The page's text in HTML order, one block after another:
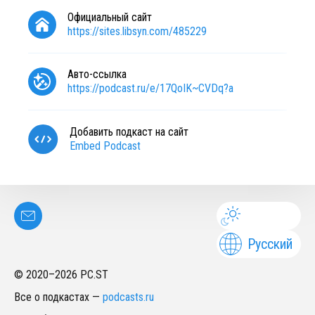
Официальный сайт
https://sites.libsyn.com/485229
Авто-ссылка
https://podcast.ru/e/17QoIK~CVDq?a
Добавить подкаст на сайт
Embed Podcast
Русский
© 2020–2026 PC.ST
Все о подкастах — podcasts.ru